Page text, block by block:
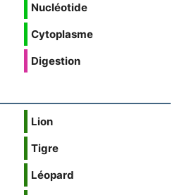
Nucléotide
Cytoplasme
Digestion
Lion
Tigre
Léopard